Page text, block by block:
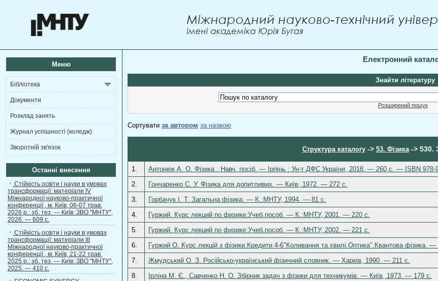
Меню
Бібліотека
Документи
Розклад занять
Журнал успішності (коледж)
Зворотній зв'язок
Останні внесення
Стійкість освіти і науки в умовах
трансформації: матеріали ІV
Міжнародної науково-практичної
конференції , м. Київ, 06-07 трав.
2026 р.: зб. тез. — Київ: ЗВО "МНТУ",
2026. — 609 с.
Стійкість освіти і науки в умовах
трансформації: матеріали ІІІ
Міжнародної науково-практичної
конференції , м. Київ, 21-22 трав.
2025 р.: зб. тез. — Київ: ЗВО "МНТУ",
2025. — 410 с.
Електронний
Знайти літературу
Розширений пошук
Сортувати за автором за назвою
Структура каталогу-> 53. Фізика-> 530.
1.
Антонюк А. О. Фізика : Навч. посіб. — Ірпінь : Ун-т ДФС України, 2018. — 260 с. — ISBN 978-
2.
Гончаренко С. У. Фізика для допитливих. — Київ, 1972. — 272 c.
3.
Горбачук І. Т. Загальна фізика. — К.:МНТУ, 1994. — 81 c.
4.
Гуржий. Курс лекций по физике:Учеб.пособ. — К.:МНТУ, 2001. — 220 c.
5.
Гуржий. Курс лекций по физике:Учеб.пособ. — К.:МНТУ, 2002. — 221 c.
6.
Гуржий О. Курс лекцій з фізики.Кредити 4-6"Коливання та хвилі.Оптика".Квантова
7.
Жмудський О. З. Російсько-український фізичний словник. — Харків, 1990. — 211 c.
8.
Ірліна М. Є., Савченко Н. О. Збірник задач з фізики для техникумів. — Київ, 1973. — 179 c.